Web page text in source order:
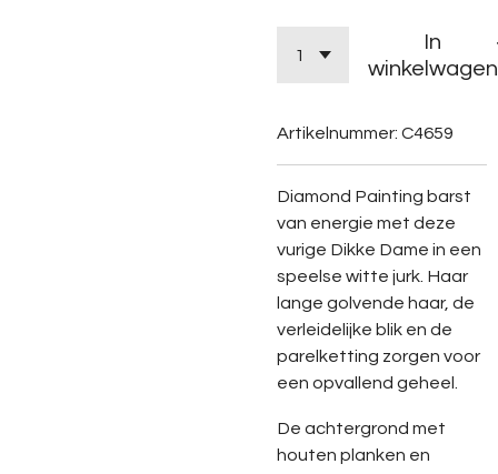
In
winkelwagen
Artikelnummer: C4659
Diamond Painting barst
van energie met deze
vurige Dikke Dame in een
speelse witte jurk. Haar
lange golvende haar, de
verleidelijke blik en de
parelketting zorgen voor
een opvallend geheel.
De achtergrond met
houten planken en